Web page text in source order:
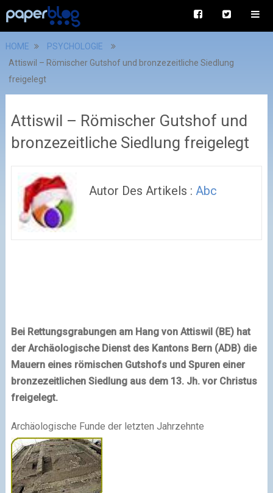
HOME
PSYCHOLOGIE
Attiswil – Römischer Gutshof und bronzezeitliche Siedlung
freigelegt
Attiswil – Römischer Gutshof und
bronzezeitliche Siedlung freigelegt
Autor Des Artikels :Abc
Bei Rettungsgrabungen am Hang von Attiswil (BE) hat
der Archäologische Dienst des Kantons Bern(ADB) die
Mauern eines römischen Gutshofs und Spuren einer
bronzezeitlichen Siedlung aus dem 13. Jh. vor Christus
freigelegt.
Archäologische Funde der letzten Jahrzehnte